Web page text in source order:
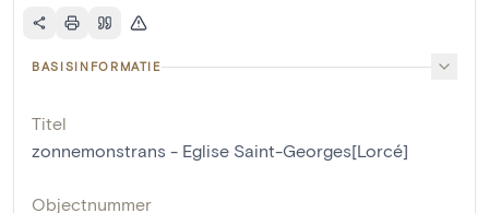
BASISINFORMATIE
Titel
zonnemonstrans - Eglise Saint-Georges[Lorcé]
Objectnummer